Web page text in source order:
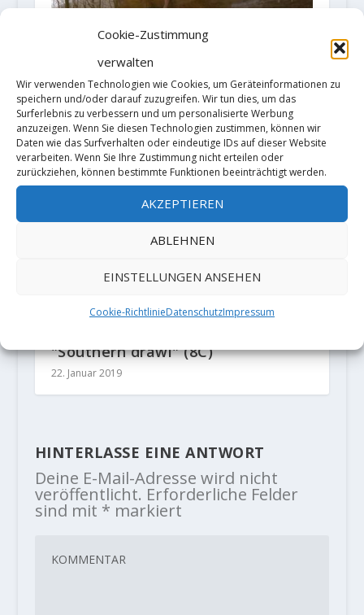
Cookie-Zustimmung
verwalten
Wir verwenden Technologien wie Cookies, um Geräteinformationen zu
speichern und/oder darauf zuzugreifen. Wir tun dies, um das
Surferlebnis zu verbessern und um personalisierte Werbung
anzuzeigen. Wenn Sie diesen Technologien zustimmen, können wir
Daten wie das Surfverhalten oder eindeutige IDs auf dieser Website
verarbeiten. Wenn Sie Ihre Zustimmung nicht erteilen oder
zurückziehen, können bestimmte Funktionen beeinträchtigt werden.
AKZEPTIEREN
ABLEHNEN
EINSTELLUNGEN ANSEHEN
Cookie-RichtlinieDatenschutzImpressum
Video: William Bosi flasht 8B+ und
zweimal 8A+
20. April 2022
"Southern drawl" (8C)
22. Januar 2019
HINTERLASSE EINE ANTWORT
Deine E-Mail-Adresse wird nicht
veröffentlicht. Erforderliche Felder
sind mit * markiert